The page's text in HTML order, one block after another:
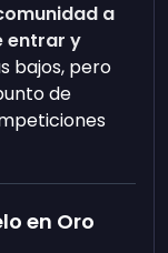
a
entrar y
bajos, pero
de
en Oro